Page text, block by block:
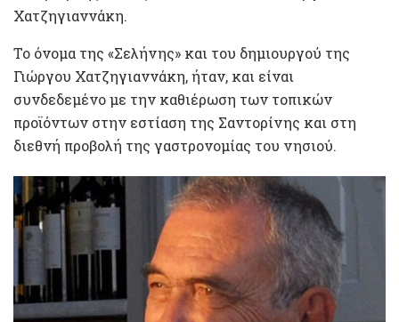
Χατζηγιαννάκη.
Το όνομα της «Σελήνης» και του δημιουργού της
Γιώργου Χατζηγιαννάκη, ήταν, και είναι
συνδεδεμένο με την καθιέρωση των τοπικών
προϊόντων στην εστίαση της Σαντορίνης και στη
διεθνή προβολή της γαστρονομίας του νησιού.